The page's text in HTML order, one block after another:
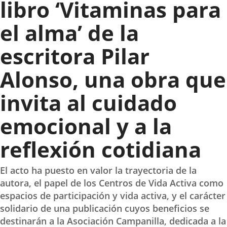
libro ‘Vitaminas para
el alma’ de la
escritora Pilar
Alonso, una obra que
invita al cuidado
emocional y a la
reflexión cotidiana
El acto ha puesto en valor la trayectoria de la
autora, el papel de los Centros de Vida Activa como
espacios de participación y vida activa, y el carácter
solidario de una publicación cuyos beneficios se
destinarán a la Asociación Campanilla, dedicada a la